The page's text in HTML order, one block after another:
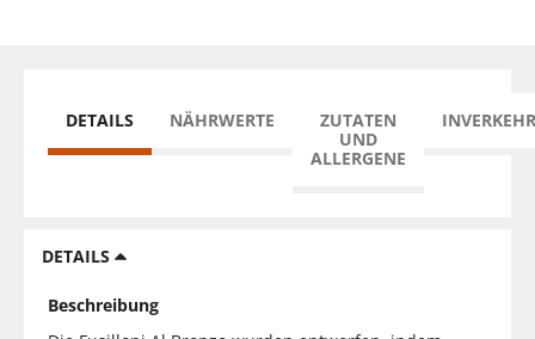
DETAILS NÄHRWERTE
ZUTATEN
UND
ALLERGENE
DETAILS
Beschreibung